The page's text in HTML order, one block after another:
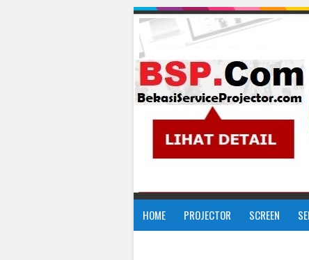
HOME PROJECTOR SCREEN